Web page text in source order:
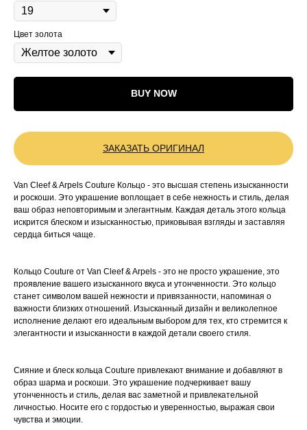
Цвет золота
BUY NOW
ЗАКАЗАТЬ ОРИГИНАЛ
Van Cleef & Arpels Couture Кольцо - это высшая степень изысканности
и роскоши. Это украшение воплощает в себе нежность и стиль, делая
ваш образ неповторимым и элегантным. Каждая деталь этого кольца
искрится блеском и изысканностью, приковывая взгляды и заставляя
сердца биться чаще.
Кольцо Couture от Van Cleef & Arpels - это не просто украшение, это
проявление вашего изысканного вкуса и утонченности. Это кольцо
станет символом вашей нежности и привязанности, напоминая о
важности близких отношений. Изысканный дизайн и великолепное
исполнение делают его идеальным выбором для тех, кто стремится к
элегантности и изысканности в каждой детали своего стиля.
Сияние и блеск кольца Couture привлекают внимание и добавляют в
образ шарма и роскоши. Это украшение подчеркивает вашу
утонченность и стиль, делая вас заметной и привлекательной
личностью. Носите его с гордостью и уверенностью, выражая свои
чувства и эмоции.